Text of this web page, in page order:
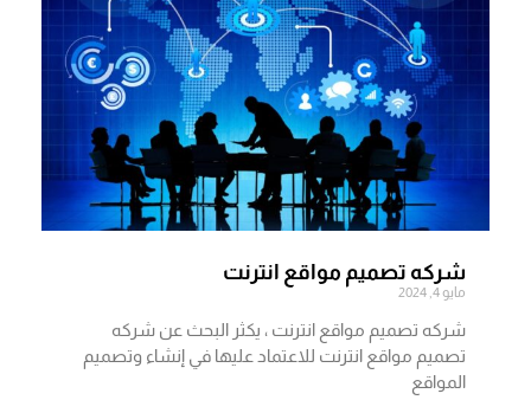
شركه تصميم مواقع انترنت
مايو 4, 2024
شركه تصميم مواقع انترنت ، يكثر البحث عن شركه
تصميم مواقع انترنت للاعتماد عليها في إنشاء وتصميم
المواقع